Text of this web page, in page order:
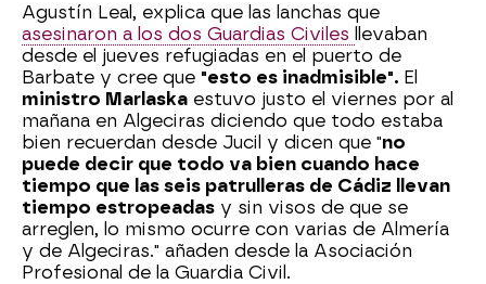
Agustín Leal, explica que las lanchas que
asesinaron a los dos Guardias Civiles
llevaban
desde el jueves refugiadas en el puerto de
Barbate y cree que "esto es inadmisible". El
ministro Marlaska estuvo justo el viernes por al
mañana en Algeciras diciendo que todo estaba
bien recuerdan desde Jucil y dicen que "no
puede decir que todo va bien cuando hace
tiempo que las seis patrulleras de Cádiz llevan
tiempo estropeadas y sin visos de que se
arreglen, lo mismo ocurre con varias de Almería
y de Algeciras." añaden desde la Asociación
Profesional de la Guardia Civil.